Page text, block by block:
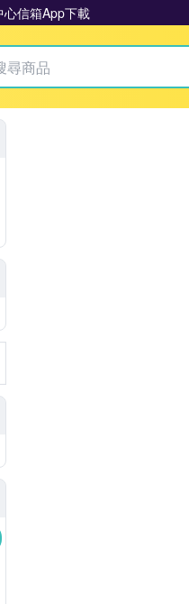
心信箱App下載
拍賣